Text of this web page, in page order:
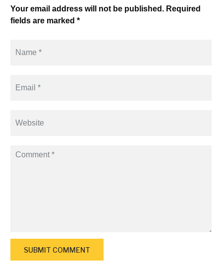
Your email address will not be published. Required
fields are marked *